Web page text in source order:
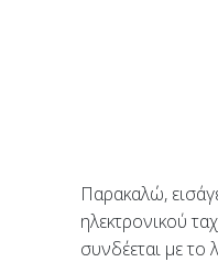
Παρακαλώ,
ηλεκτρονικού
συνδέεται με το